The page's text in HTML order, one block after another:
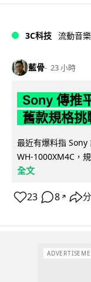
3C科技 流動音樂
藍骨 23 小時
Sony 傳推
舊款規格挑
最近有爆料指 Sony
WH-1000XM4C，
全文
23 8 ↗